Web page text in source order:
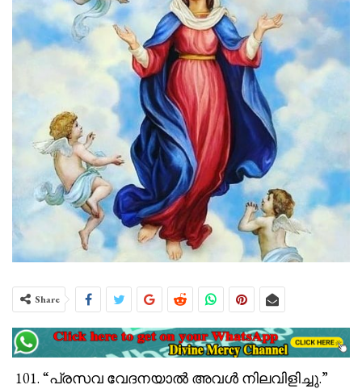
Share
101. “പ്രസവ വേദനയാൽ അവൾ നിലവിളിച്ചു.”